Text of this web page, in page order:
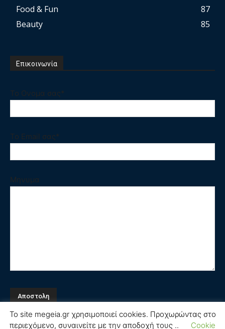
Food & Fun
87
Beauty
85
Επικοινωνία
Το Ονομα σας*
Το Email σας*
Μηνυμα
Το site megeia.gr χρησιμοποιεί cookies. Προχωρώντας στο
περιεχόμενο, συναινείτε με την αποδοχή τους ..
Cookie